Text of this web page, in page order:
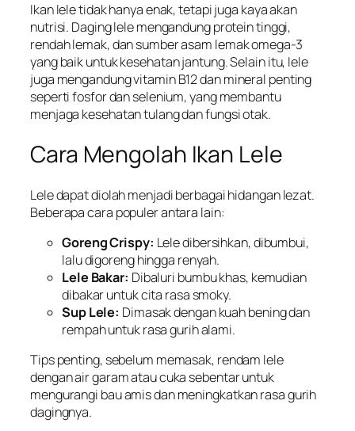
Ikan lele tidak hanya enak, tetapi juga kaya akan
nutrisi. Daging lele mengandung protein tinggi,
rendah lemak, dan sumber asam lemak omega-3
yang baik untuk kesehatan jantung. Selain itu, lele
juga mengandung vitamin B12 dan mineral penting
seperti fosfor dan selenium, yang membantu
menjaga kesehatan tulang dan fungsi otak.
Cara Mengolah Ikan Lele
Lele dapat diolah menjadi berbagai hidangan lezat.
Beberapa cara populer antara lain:
Goreng Crispy: Lele dibersihkan, dibumbui,
lalu digoreng hingga renyah.
Lele Bakar: Dibaluri bumbu khas, kemudian
dibakar untuk cita rasa smoky.
Sup Lele: Dimasak dengan kuah bening dan
rempah untuk rasa gurih alami.
Tips penting, sebelum memasak, rendam lele
dengan air garam atau cuka sebentar untuk
mengurangi bau amis dan meningkatkan rasa gurih
dagingnya.